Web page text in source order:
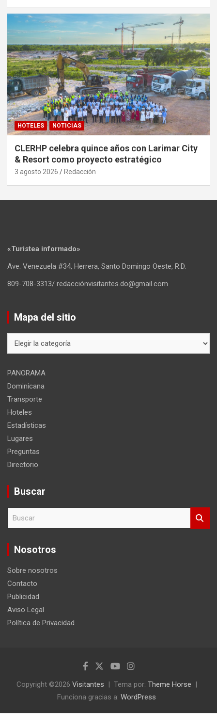
HOTELES NOTICIAS
CLERHP celebra quince años con Larimar City
& Resort como proyecto estratégico
3 agosto 2026 Redacción
«Turistea informado»
Ave. Venezuela #34, Herrera, Santo Domingo Oeste, R.D.
809-708-3313/ redacciónvisitantes.do@gmail.com
Mapa del sitio
del
PANORAMA
Dominicana
Transporte
Hoteles
Estadísticas
Lugares
Preguntas
Directorio
Buscar
c
Nosotros
Sobre nosotros
Contacto
Publicidad
Aviso Legal
Política de Privacidad
Copyright ©2026 Visitantes Tema por: Theme Horse
Funciona gracias a: WordPress